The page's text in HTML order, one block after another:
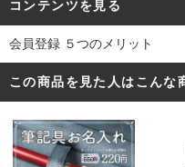
コンテンツを見る
会員登録 ５つのメリット
この商品を見た人はこんな